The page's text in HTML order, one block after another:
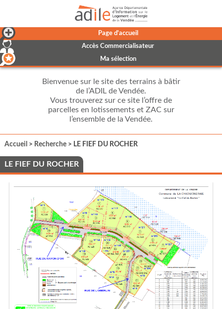
Page d'accueil
Accès Commercialisateur
Ma sélection
Bienvenue sur le site des terrains à bâtir
de l’ADIL de Vendée.
Vous trouverez sur ce site l’offre de
parcelles en lotissements et ZAC sur
l’ensemble de la Vendée.
Accueil > Recherche> LE FIEF DU ROCHER
LE FIEF DU ROCHER